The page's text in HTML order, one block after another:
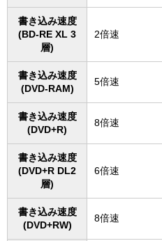
書き込み速度
(BD-RE XL 3
層)
2倍速
書き込み速度
(DVD-RAM)
5倍速
書き込み速度
(DVD+R)
8倍速
書き込み速度
(DVD+R DL2
層)
6倍速
書き込み速度
(DVD+RW)
8倍速